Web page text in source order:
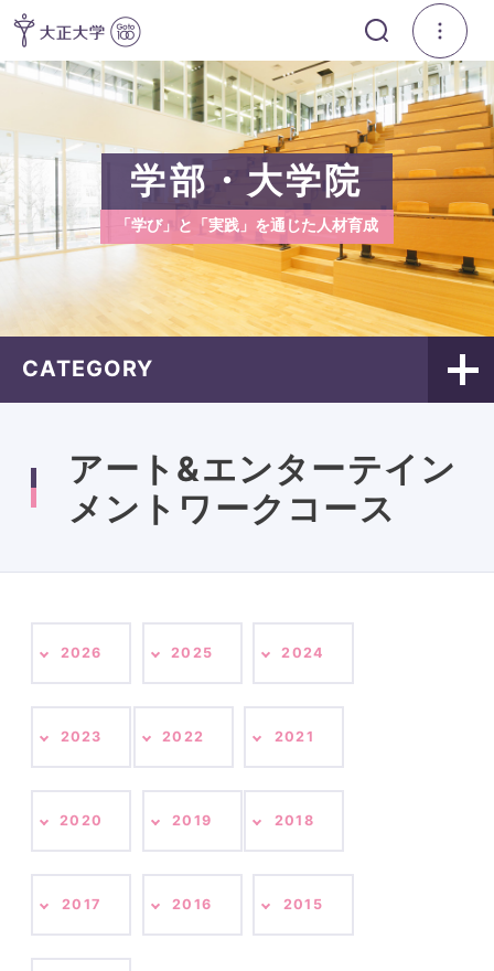
学部・大学院
「学び」と「実践」を通じた人材育成
CATEGORY
アート&エンターテイン
メントワークコース
2026 2025 2024
2023 2022 2021
2020 2019 2018
2017 2016 2015